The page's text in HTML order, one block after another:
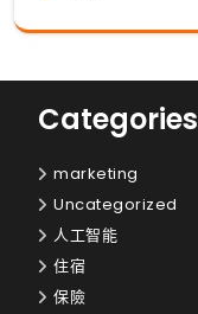
Categories
marketing
Uncategorized
人工智能
住宿
保險